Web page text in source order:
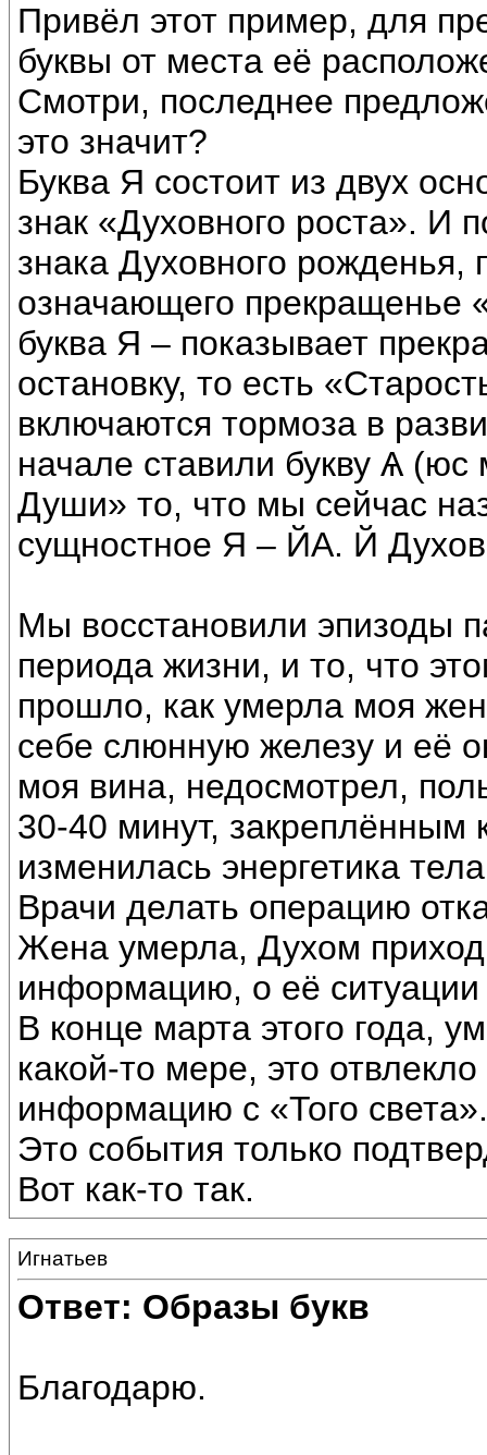
Привёл этот пример, для
буквы от места её
Смотри, последнее
это значит?
Буква Я состоит из двух
знак «Духовного роста». И
знака Духовного рожденья,
означающего прекращенье
буква Я – показывает
остановку, то есть
включаются тормоза в
начале ставили букву Ѧ
Души» то, что мы сейчас
сущностное Я – ЙА. Й
Мы восстановили эпизоды
периода жизни, и то, что
прошло, как умерла моя
себе слюнную железу и её
моя вина, недосмотрел,
30-40 минут, закреплённым
изменилась энергетика
Врачи делать операцию
Жена умерла, Духом
информацию, о её
В конце марта этого года,
какой-то мере, это
информацию с «Того света».
Это события только
Вот как-то так.
Игнатьев
Ответ: Образы букв
Благодарю.